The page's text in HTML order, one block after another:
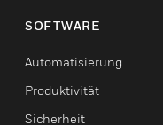
SOFTWARE
Automatisierung
Produktivität
Sicherheit